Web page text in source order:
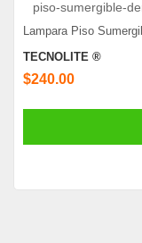
Lampara Piso
TECNOLITE ®
$240.00